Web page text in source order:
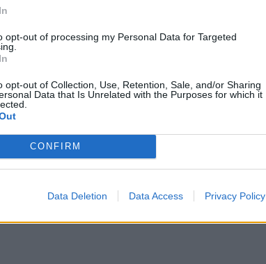
opt-out of processing my Personal Data for Targeted
opt-out of Collection, Use, Retention, Sale, and/or Sharing
Data that Is Unrelated with the Purposes for which it
CONFIRM
Data Deletion Data Access Privacy Policy